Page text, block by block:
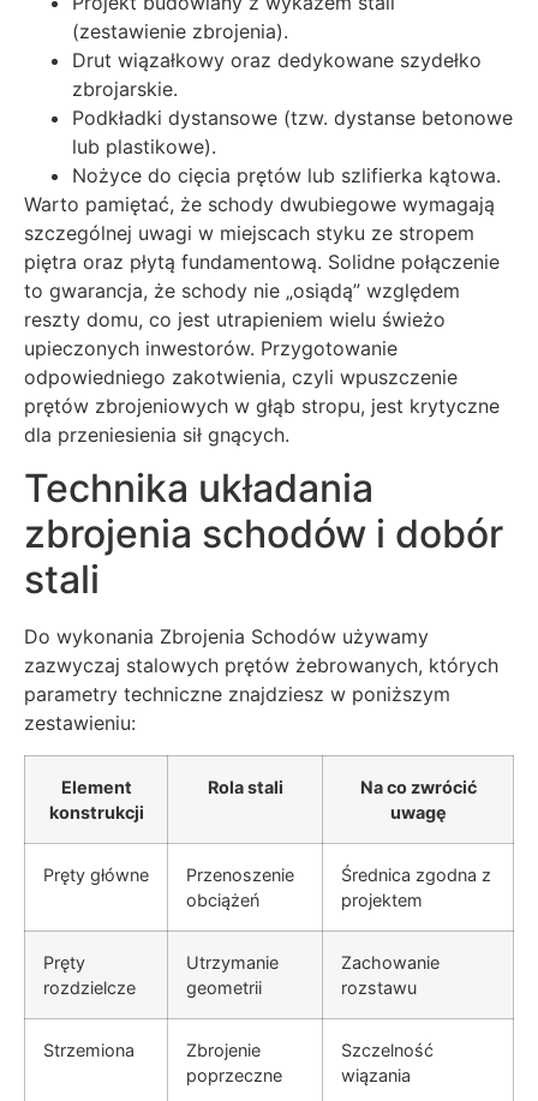
(zestawienie zbrojenia).
Drut wiązałkowy oraz dedykowane szydełko
zbrojarskie.
Podkładki dystansowe (tzw. dystanse betonowe
lub plastikowe).
Nożyce do cięcia prętów lub szlifierka kątowa.
Warto pamiętać, że schody dwubiegowe wymagają
szczególnej uwagi w miejscach styku ze stropem
piętra oraz płytą fundamentową. Solidne połączenie
to gwarancja, że schody nie „osiądą” względem
reszty domu, co jest utrapieniem wielu świeżo
upieczonych inwestorów. Przygotowanie
odpowiedniego zakotwienia, czyli wpuszczenie
prętów zbrojeniowych w głąb stropu, jest krytyczne
dla przeniesienia sił gnących.
Technika układania
zbrojenia schodów i dobór
stali
Do wykonania Zbrojenia Schodów używamy
zazwyczaj stalowych prętów żebrowanych, których
parametry techniczne znajdziesz w poniższym
zestawieniu:
Element
konstrukcji
Rola stali
Na co zwrócić
uwagę
Pręty główne
Przenoszenie
obciążeń
Średnica zgodna z
projektem
Pręty
rozdzielcze
Utrzymanie
geometrii
Zachowanie
rozstawu
Strzemiona
Zbrojenie
poprzeczne
Szczelność
wiązania